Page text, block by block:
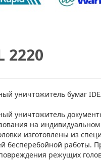
2220
уничтожитель бумаг
уничтожитель
на
изготовлены из
бесперебойной работы.
режущих